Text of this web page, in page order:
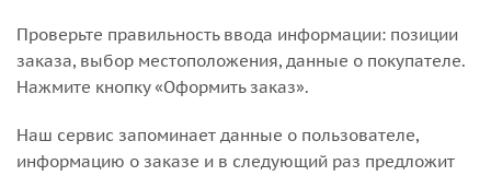
Проверьте правильность ввода информации: позиции
заказа, выбор местоположения, данные о покупателе.
Нажмите кнопку «Оформить заказ».
Наш сервис запоминает данные о пользователе,
информацию о заказе и в следующий раз предложит